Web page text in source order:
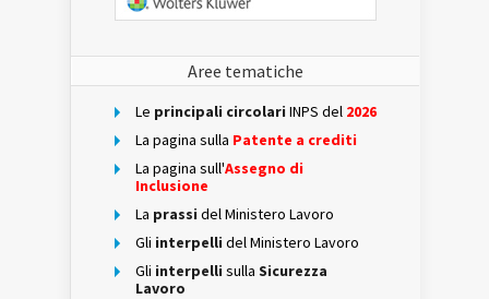
Aree tematiche
Le principali circolari INPS del 2026
La pagina sulla Patente a crediti
La pagina sull'Assegno di
Inclusione
La prassi del Ministero Lavoro
Gli interpelli del Ministero Lavoro
Gli interpelli sulla Sicurezza
Lavoro